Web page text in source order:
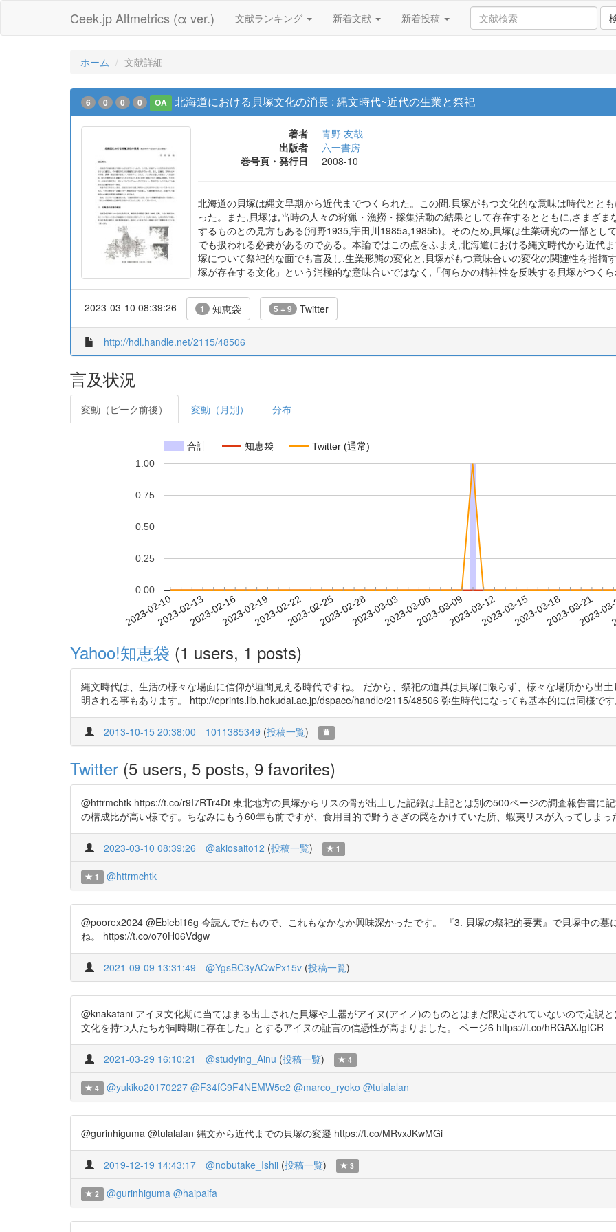
Ceek.jp Altmetrics (α ver.) 文献ランキング 新着文献 新着投稿
ホーム 文献詳細
6 0 0 0 OA 北海道における貝塚文化の消長 : 縄文時代~近代の生業と祭祀
著者
青野 友哉
出版者
六一書房
巻号頁・発行日
2008-10
北海道の貝塚は縄文早期から近代までつくられた。この間,貝塚がもつ文化的な意味は時代とと
った。また,貝塚は,当時の人々の狩猟・漁撈・採集活動の結果として存在するとともに,さまざ
するものとの見方もある(河野1935,宇田川1985a,1985b)。そのため,貝塚は生業研究の一部とし
でも扱われる必要があるのである。本論ではこの点をふまえ,北海道における縄文時代から近代
塚について祭祀的な面でも言及し,生業形態の変化と,貝塚がもつ意味合いの変化の関連性を指摘
塚が存在する文化」という消極的な意味合いではなく,「何らかの精神性を反映する貝塚がつくら
2023-03-10 08:39:26 1 知恵袋 5 + 9 Twitter
http://hdl.handle.net/2115/48506
言及状況
変動（ピーク前後） 変動（月別） 分布
合計 知恵袋 Twitter (通常)
2023-02-102023-02-132023-02-162023-02-192023-02-222023-02-252023-02-282023-03-032023-03-062023-03-092023-03-122023-03-152023-03-182023-03-21
2023-
0.00
0.25
0.50
0.75
1.00
Yahoo!知恵袋 (1 users, 1 posts)
縄文時代は、生活の様々な場面に信仰が垣間見える時代ですね。 だから、祭祀の道具は貝塚に限らず、様々な場所から出
明される事もあります。 http://eprints.lib.hokudai.ac.jp/dspace/handle/2115/48506 弥生時代になっても基本的には同様で
2013-10-15 20:38:00 1011385349 (投稿一覧)
Twitter (5 users, 5 posts, 9 favorites)
@httrmchtk https://t.co/r9I7RTr4Dt 東北地方の貝塚からリスの骨が出土した記録は上記とは別の500ページの調査報告書に
の構成比が高い様です。ちなみにもう60年も前ですが、食用目的で野うさぎの罠をかけていた所、蝦夷リスが入ってしまっ
2023-03-10 08:39:26 @akiosaito12 (投稿一覧) 1
1 @httrmchtk
@poorex2024 @Ebiebi16g 今読んでたもので、これもなかなか興味深かったです。 『3. 貝塚の祭祀的要素』で貝塚中の
ね。 https://t.co/o70H06Vdgw
2021-09-09 13:31:49 @YgsBC3yAQwPx15v (投稿一覧)
@knakatani アイヌ文化期に当てはまる出土された貝塚や土器がアイヌ(アイノ)のものとはまだ限定されていないので定説
文化を持つ人たちが同時期に存在した」とするアイヌの証言の信憑性が高まりました。 ページ6 https://t.co/hRGAXJgtCR
2021-03-29 16:10:21 @studying_Ainu (投稿一覧) 4
4 @yukiko20170227 @F34fC9F4NEMW5e2 @marco_ryoko @tulalalan
@gurinhiguma @tulalalan 縄文から近代までの貝塚の変遷 https://t.co/MRvxJKwMGi
2019-12-19 14:43:17 @nobutake_Ishii (投稿一覧) 3
2 @gurinhiguma @haipaifa